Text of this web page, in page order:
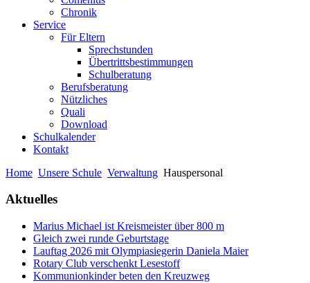
Chronik
Service
Für Eltern
Sprechstunden
Übertrittsbestimmungen
Schulberatung
Berufsberatung
Nützliches
Quali
Download
Schulkalender
Kontakt
Home Unsere Schule Verwaltung Hauspersonal
Aktuelles
Marius Michael ist Kreismeister über 800 m
Gleich zwei runde Geburtstage
Lauftag 2026 mit Olympiasiegerin Daniela Maier
Rotary Club verschenkt Lesestoff
Kommunionkinder beten den Kreuzweg